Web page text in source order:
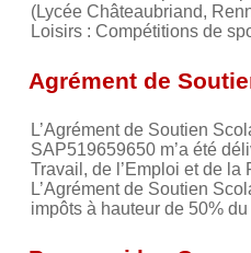
(Lycée Châteaubriand,
Loisirs : Compétitions de
Agrément de
L’Agrément de Soutien
SAP519659650 m’a été
Travail, de l’Emploi et de
L’Agrément de Soutien
impôts à hauteur de 50%